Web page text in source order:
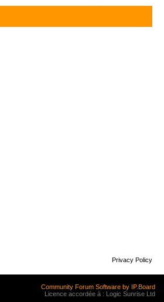
Privacy Policy
Community Forum Software by IP.Board
Licence accordée à : Logic Sunrise Ltd